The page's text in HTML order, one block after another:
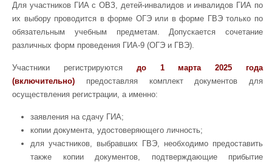
Для участников ГИА с ОВЗ, детей-инвалидов и инвалидов ГИА по
их выбору проводится в форме ОГЭ или в форме ГВЭ только по
обязательным учебным предметам. Допускается сочетание
различных форм проведения ГИА-9 (ОГЭ и ГВЭ).
Участники регистрируются до 1 марта 2025 года
(включительно)
предоставляя комплект документов для
осуществления регистрации, а именно:
заявления на сдачу ГИА;
копии документа, удостоверяющего личность;
для участников, выбравших ГВЭ, необходимо предоставить
также копии документов, подтверждающие прибытие